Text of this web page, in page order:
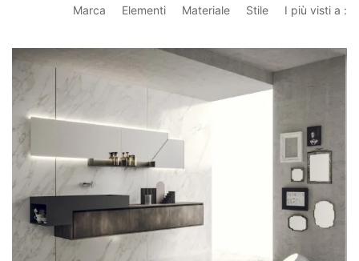
Marca Elementi Materiale Stile I più visti a :